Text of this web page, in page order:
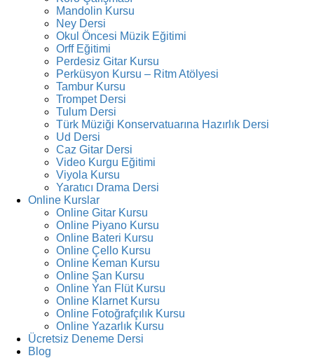
Mandolin Kursu
Ney Dersi
Okul Öncesi Müzik Eğitimi
Orff Eğitimi
Perdesiz Gitar Kursu
Perküsyon Kursu – Ritm Atölyesi
Tambur Kursu
Trompet Dersi
Tulum Dersi
Türk Müziği Konservatuarına Hazırlık Dersi
Ud Dersi
Caz Gitar Dersi
Video Kurgu Eğitimi
Viyola Kursu
Yaratıcı Drama Dersi
Online Kurslar
Online Gitar Kursu
Online Piyano Kursu
Online Bateri Kursu
Online Çello Kursu
Online Keman Kursu
Online Şan Kursu
Online Yan Flüt Kursu
Online Klarnet Kursu
Online Fotoğrafçılık Kursu
Online Yazarlık Kursu
Ücretsiz Deneme Dersi
Blog